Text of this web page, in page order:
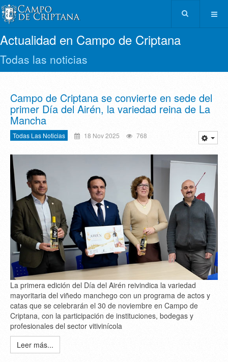
Actualidad en Campo de Criptana
Todas las noticias
Campo de Criptana se convierte en sede del
primer Día del Airén, la variedad reina de La
Mancha
Todas Las Noticias 18 Nov 2025 768
La primera edición del Día del Airén reivindica la variedad
mayoritaria del viñedo manchego con un programa de actos y
catas que se celebrarán el 30 de noviembre en Campo de
Criptana, con la participación de instituciones, bodegas y
profesionales del sector vitivinícola
Leer más...